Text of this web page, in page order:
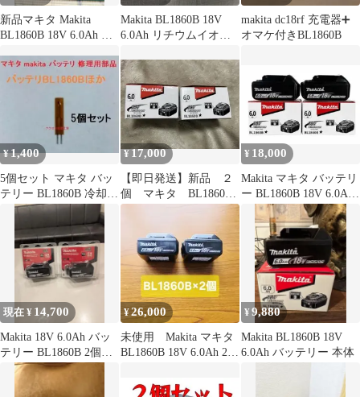
新品マキタ Makita
BL1860B 18V 6.0Ah バ
Makita BL1860B 18V
6.0Ah リチウムイオン
makita dc18rf 充電器➕
オマケ付きBL1860B
¥1,400
5個セット マキタ バッ
テリー BL1860B 冷却中
点滅修理 温度センサー
¥17,000
【即日発送】新品 ２
個 マキタ BL1860B
バッテリー
¥ 18,000
Makita マキタ バッテリ
ー BL1860B 18V 6.0Ah
2個セット
現在 ¥ 14,700
Makita 18V 6.0Ah バッ
テリー BL1860B 2個セ
ット
¥26,000
未使用 Makita マキタ
BL1860B 18V 6.0Ah 2個
¥9,880
Makita BL1860B 18V
6.0Ah バッテリー 本体